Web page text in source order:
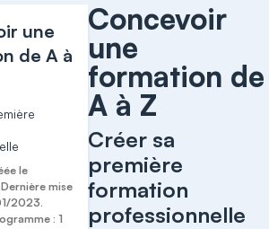
une
de A à
le
mise
2023.
: 1
Concevoir
une
formation de
A à Z
Créer sa
première
formation
professionnelle